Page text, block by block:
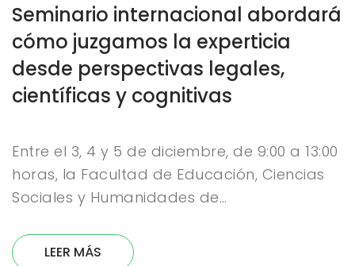
Seminario internacional abordará
cómo juzgamos la experticia
desde perspectivas legales,
científicas y cognitivas
Entre el 3, 4 y 5 de diciembre, de 9:00 a 13:00
horas, la Facultad de Educación, Ciencias
Sociales y Humanidades de…
LEER MÁS